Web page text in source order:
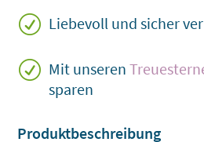
R Liebevoll und sicher
R Mit unseren
sparen